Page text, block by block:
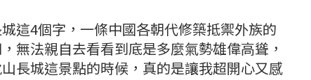
這4個字，一條中國各朝代修築抵禦外族的
無法親自去看看到底是多麼氣勢雄偉高聳，
長城這景點的時候，真的是讓我超開心又感